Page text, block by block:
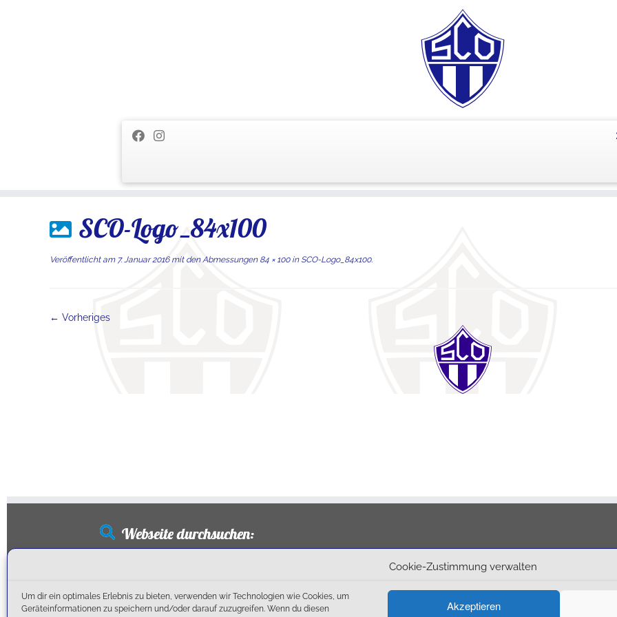
Cookie-Zustimmung verwalten
Um dir ein optimales Erlebnis zu bieten, verwenden wir Technologien wie Cookies, um
Geräteinformationen zu speichern und/oder darauf zuzugreifen. Wenn du diesen
Akzeptieren
SCO-Logo_84x100
Veröffentlicht am 7. Januar 2016mit den Abmessungen84 × 100inSCO-Logo_84x100.
← Vorheriges
Webseite durchsuchen: